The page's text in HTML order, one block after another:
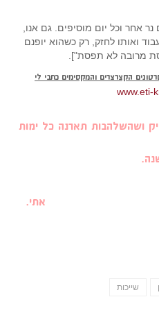
אחר וכל יום מוסיפים. גם אנו,
ואותו לחזק, רק כשהוא יופנם
מרובה לא תפסת"].
הקצרצרים והמקסימים כתבי לי
www.eti-
ושהשלהבות תארנה כל ימות
אתי.
שייכות